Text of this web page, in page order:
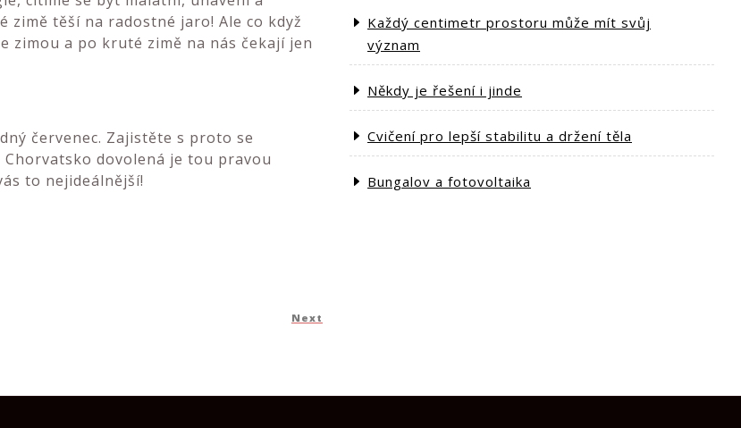
zimě těší na radostné jaro! Ale co když
zimou a po kruté zimě na nás čekají jen
červenec. Zajistěte s proto se
Chorvatsko dovolená je tou pravou
to nejideálnější!
Next
Next
Každý centimetr prostoru může mít svůj
význam
Někdy je řešení i jinde
Cvičení pro lepší stabilitu a držení těla
Bungalov a fotovoltaika